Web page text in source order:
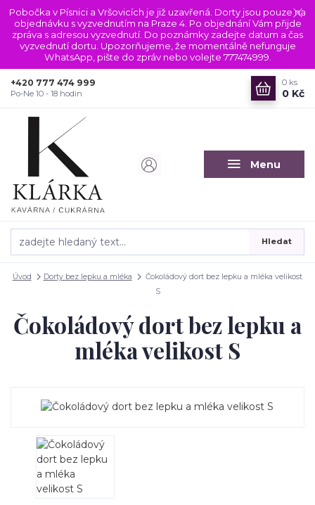
Pobočka v Písnici a Vršovicích je již uzavřená. Dorty jsou pouze na
objednávku s vyzvednutím na Praze 4. Po objednání Vám přijde
zpráva s adresou vyzvednutí. Do poznámky zadejte datum a čas
vyzvednutí dortu. Upozorňujeme, že momentálně nefunguje
WhatsApp, pište do zpráv nebo volejte 777474999.
Menu
Hledat
+420 777 474 999
Po-Ne 10 - 18 hodin
0 ks
0 Kč
Úvod Dorty bez lepku a mléka
Čokoládový dort bez lepku a mléka velikost
S
Čokoládový dort bez lepku a
mléka velikost S